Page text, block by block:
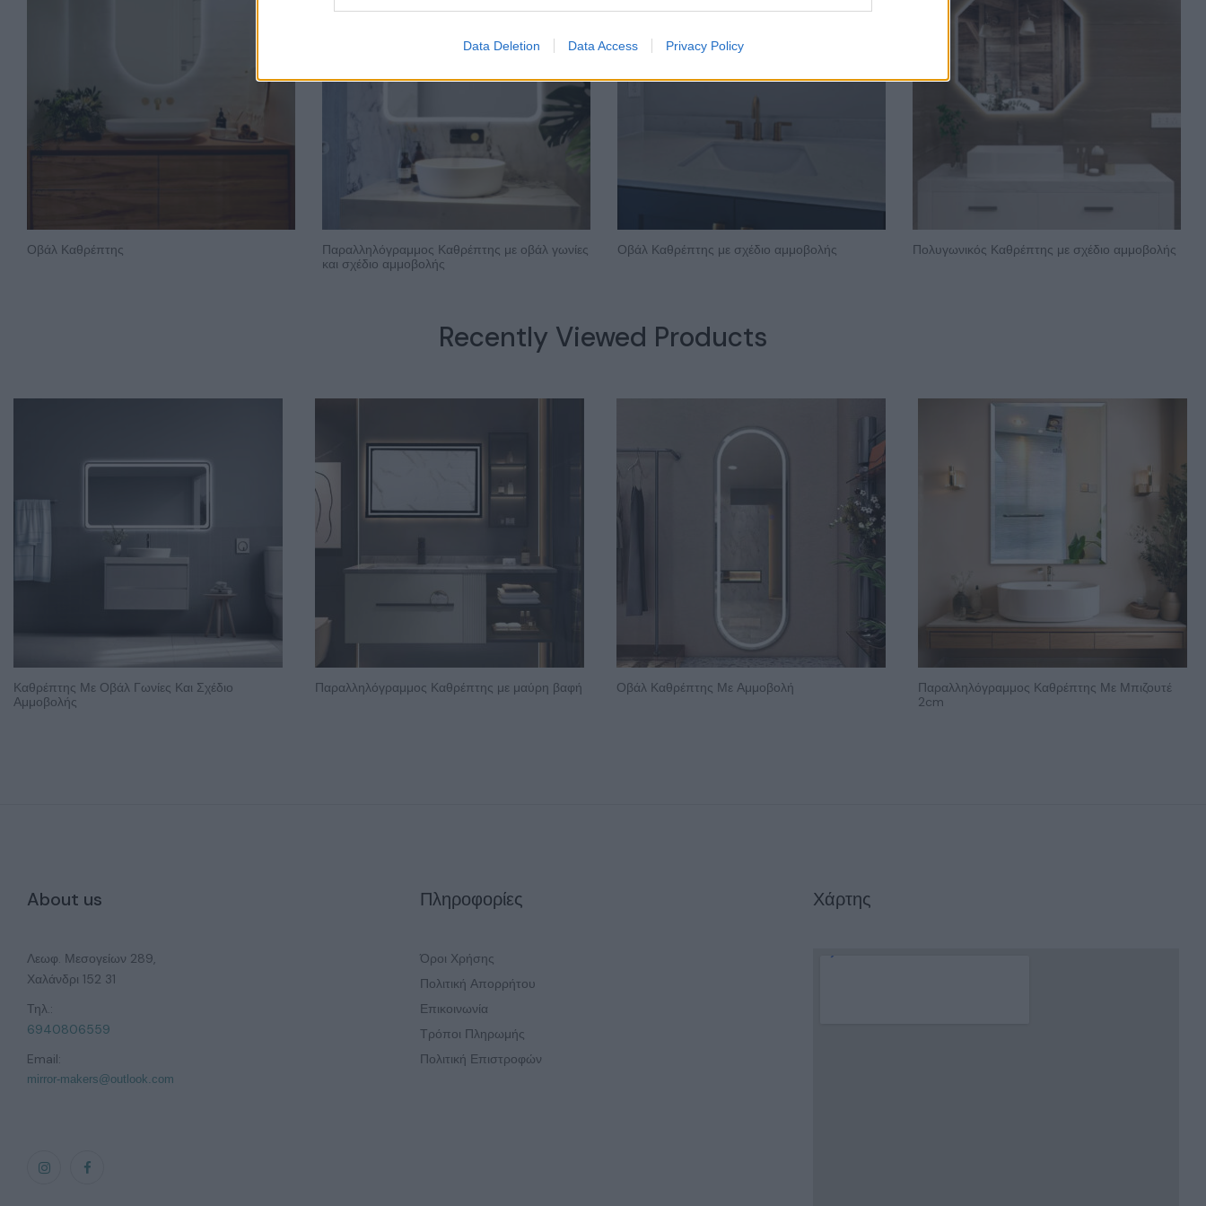
Data Deletion Data Access Privacy Policy
Οβάλ Καθρέπτης
Παραλληλόγραμμος Καθρέπτης με οβάλ γωνίες
και σχέδιο αμμοβολής
Οβάλ Καθρέπτης με σχέδιο αμμοβολής Πολυγωνικός Καθρέπτης με σχέδιο αμμοβολής
Recently Viewed Products
Καθρέπτης Με Οβάλ Γωνίες Και Σχέδιο
Αμμοβολής
Παραλληλόγραμμος Καθρέπτης με μαύρη βαφή Οβάλ Καθρέπτης Με Αμμοβολή
Παραλληλόγραμμος Καθρέπτης Με Μπιζουτέ
2cm
About us
Λεωφ. Μεσογείων 289,
Χαλάνδρι 152 31
Τηλ.:
6940806559
Email:
mirror-makers@outlook.com
Πληροφορίες
Όροι Χρήσης
Πολιτική Απορρήτου
Επικοινωνία
Τρόποι Πληρωμής
Πολιτική Επιστροφών
Χάρτης